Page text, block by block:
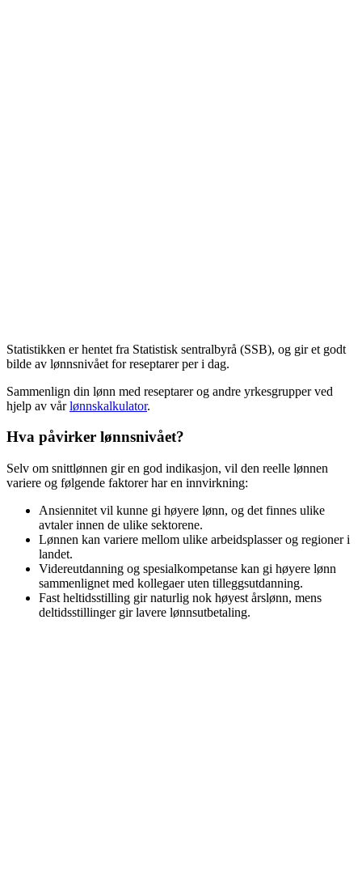
Statistikken er hentet fra Statistisk sentralbyrå (SSB), og gir et godt
bilde av lønnsnivået forreseptarerper i dag.
Sammenlign din lønn med reseptarerog andre yrkesgrupper ved
hjelp av vårlønnskalkulator.
Hva påvirker lønnsnivået?
Selv om snittlønnen gir en god indikasjon, vil den reelle lønnen
variere og følgende faktorer har en innvirkning:
Ansiennitet vil kunne gi høyere lønn, og det finnes ulike
avtaler innen de ulike sektorene.
Lønnen kan variere mellom ulike arbeidsplasser og regioner i
landet.
Videreutdanning og spesialkompetanse kan gi høyere lønn
sammenlignet med kollegaer uten tilleggsutdanning.
Fast heltidsstilling gir naturlig nok høyest årslønn, mens
deltidsstillinger gir lavere lønnsutbetaling.